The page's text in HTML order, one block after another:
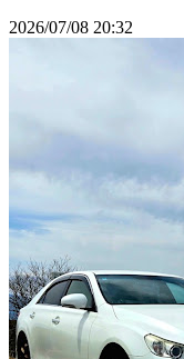
2026/07/08 20:32